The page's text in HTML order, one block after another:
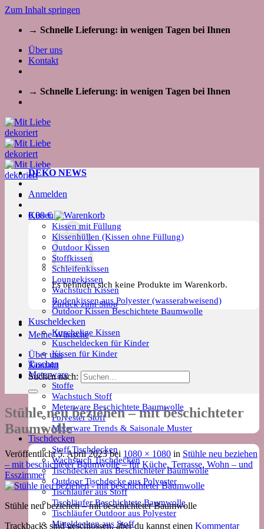
Zum Inhalt springen
→ Schnelle Lieferung: in wenigen Tagen bei Ihnen
Über uns
Kontakt
→ Schnelle Lieferung: in wenigen Tagen bei Ihnen
Kissen
Kissen mit Füllung
Kissenhüllen (Kissen ohne Füllung)
Outdoor Kissen
Stoffkissen
Schleifenkissen
Loungekissen
Wachstuch Kissen
Bodenkissen aus Polyester (wasserabweisend)
Outdoor Kissen Beschichtete Baumwolle
Kuscheldecken
Kuschelige Kissen
Kuscheldecken für Kinder
Kissen für Kinder
Taschen
Meterware
Stoffe
Wachstuch Stoff
Meterware Beschichtete Baumwolle
Polyester Stoff
Meterware Trends & Saisonale Muster
Tischdecken
Stoff Tischdecken
Wachstuch Tischdecken
Tischdecken aus Beschichteter Baumwolle
Outdoor Tischdecke aus Polyester
Tischläufer aus Stoff
Tischläufer Beschichtete Baumwolle
Tischläufer Outdoor aus Polyester
Mitteldecken aus Stoff
DEKO NEWS
Anmelden
0,00€
Es befinden sich keine Produkte im Warenkorb.
Zurück zum Shop
Meine Wünsche
Über uns
Kontakt
Suchen nach:
Stühle neu beziehen – mit beschichteter
Baumwolle
Veröffentlicht5. April 2023bei 1080 × 1080 in Stühle neu beziehen
– mit beschichteter Baumwolle – für Küche, Terrasse, Wohn – und
Esszimmer
Stühle neu beziehen – mit beschichteter Baumwolle
Trackbacks sind geschlossen, aber du kannst einen Kommentar